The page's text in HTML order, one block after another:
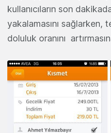
kullanıcıların son
yakalamasını sağlarken,
doluluk oranını